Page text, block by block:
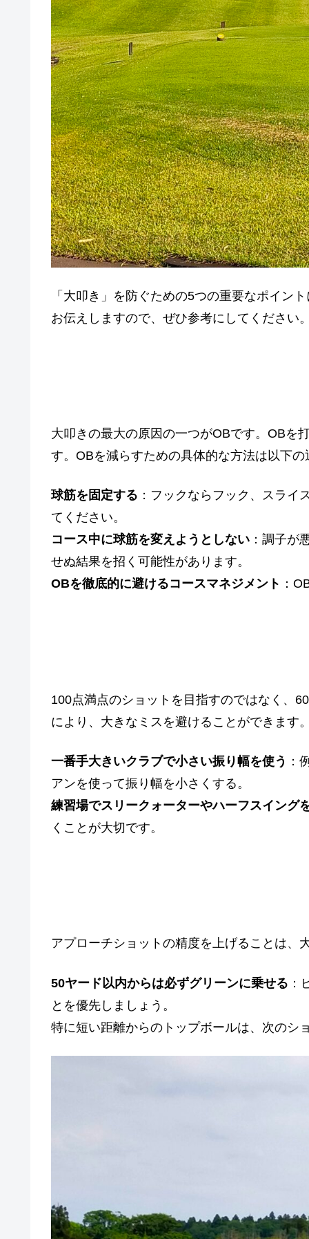
「大叩き」を防ぐための5つの重要なポイン
お伝えしますので、ぜひ参考にしてください
大叩きの最大の原因の一つがOBです。OBを
す。OBを減らすための具体的な方法は以下の
球筋を固定する ：フックならフック、スライ
てください。
コース中に球筋を変えようとしない ：調子が
せぬ結果を招く可能性があります。
OBを徹底的に避けるコースマネジメント ：
100点満点のショットを目指すのではなく、
により、大きなミスを避けることができます
一番手大きいクラブで小さい振り幅を使う ：
アンを使って振り幅を小さくする。
練習場でスリークォーターやハーフスイング
くことが大切です。
アプローチショットの精度を上げることは、
50ヤード以内からは必ずグリーンに乗せる ：
とを優先しましょう。
特に短い距離からのトップボールは、次のシ